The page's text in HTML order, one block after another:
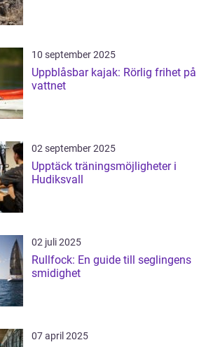
10 september 2025
Uppblåsbar kajak: Rörlig frihet på
vattnet
02 september 2025
Upptäck träningsmöjligheter i
Hudiksvall
02 juli 2025
Rullfock: En guide till seglingens
smidighet
07 april 2025